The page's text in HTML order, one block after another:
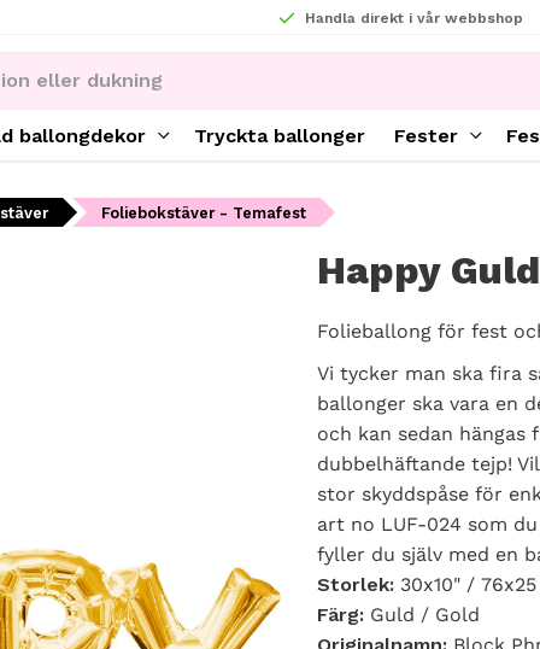
Handla direkt i vår webbshop
ballongdekor Tryckta ballonger Fester
Foliebokstäver - Temafest
Happy Guld
Folieballong för fest
Vi tycker man ska fira
ballonger ska vara en
och kan sedan hängas
dubbelhäftande tejp!
stor skyddspåse för
art no LUF-024 som
fyller du själv med en
Storlek: 30x10" /
Färg: Guld / Gold